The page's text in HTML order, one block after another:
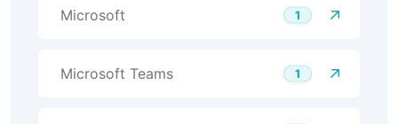
Microsoft 1
Microsoft Teams 1